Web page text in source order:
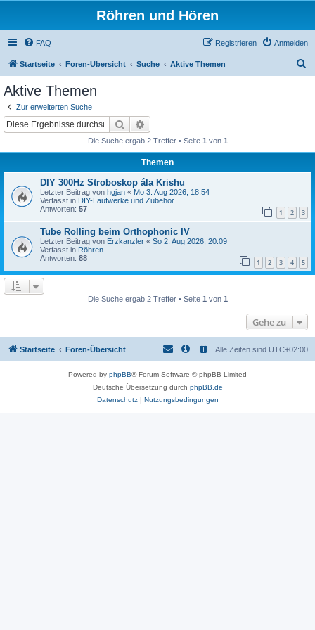
Röhren und Hören
FAQ Anmelden
Registrieren
Startseite Foren-Übersicht Suche Aktive Themen
Aktive Themen
Zur erweiterten Suche
Suche
Die Suche ergab 2 Treffer • Seite 1 von 1
Themen
DIY 300Hz Stroboskop ála Krishu
Letzter Beitrag von hgjan « Mo 3. Aug 2026, 18:54
Verfasst in DIY-Laufwerke und Zubehör
Antworten: 57 1 2 3
Tube Rolling beim Orthophonic IV
Letzter Beitrag von Erzkanzler « So 2. Aug 2026, 20:09
Verfasst in Röhren
Antworten: 88 1 2 3 4 5
Die Suche ergab 2 Treffer • Seite 1 von 1
Gehe zu
Startseite Foren-Übersicht Alle Zeiten sind UTC+02:00
Powered by phpBB® Forum Software © phpBB Limited
Deutsche Übersetzung durch phpBB.de
Datenschutz| Nutzungsbedingungen